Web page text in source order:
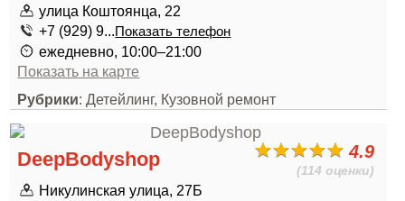
улица Коштоянца, 22
+7 (929) 9...Показать телефон
ежедневно, 10:00–21:00
Показать на карте
Рубрики: Детейлинг, Кузовной ремонт
4.9
(114 оценки)
DeepBodyshop
Никулинская улица, 27Б